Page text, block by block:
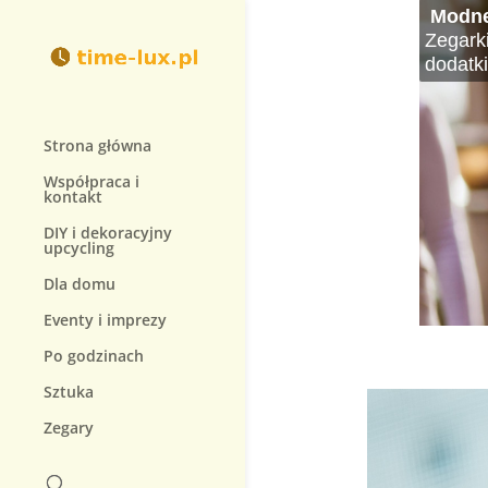
Strona główna
Współpraca i
kontakt
DIY i dekoracyjny
upcycling
Dla domu
Eventy i imprezy
Po godzinach
Sztuka
Zegary
W
się
Jak
Wybór
na
Jak
Aby